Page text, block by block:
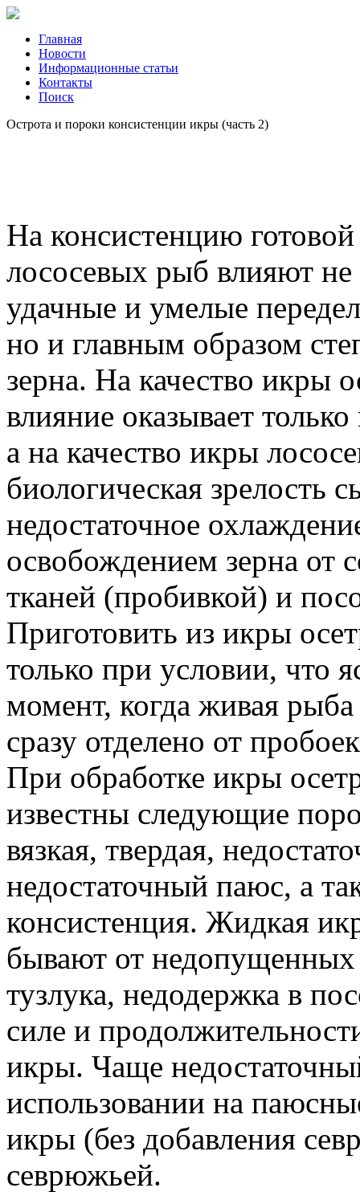
Главная
Новости
Информационные статьи
Контакты
Поиск
Острота и пороки консистенции икры (часть 2)
На консистенцию
лососевых рыб влияют не
удачные и умелые
но и главным образом
зерна. На качество икры
влияние оказывает
а на качество икры
биологическая зрелость
недостаточное
освобождением зерна от
тканей (пробивкой) и
Приготовить из икры
только при условии, что
момент, когда живая
сразу отделено от
При обработке икры
известны следующие
вязкая, твердая,
недостаточный паюс, а
консистенция. Жидкая
бывают от недопущенных
тузлука, недодержка в
силе и
икры. Чаще
использовании на
икры (без добавления
севрюжьей.